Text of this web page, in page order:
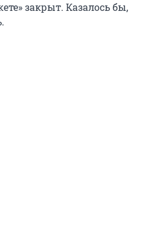
закрыт. Казалось бы,